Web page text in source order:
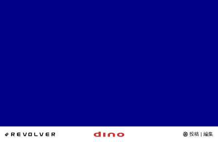
*REVOLVER 投稿 | 編集